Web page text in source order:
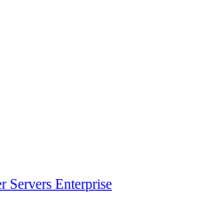
Servers Enterprise